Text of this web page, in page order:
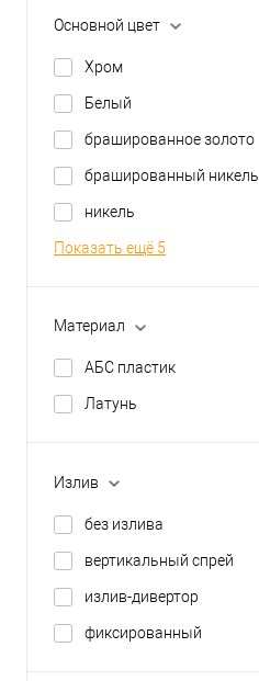
Основной цвет
Хром
Белый
брашированное золото
брашированный никель
никель
Показать ещё 5
Материал
АБС пластик
Латунь
Излив
без излива
вертикальный спрей
излив-дивертор
фиксированный